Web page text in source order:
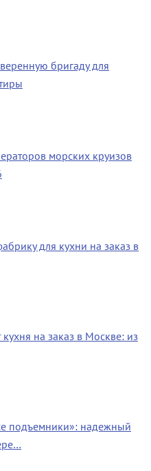
бригаду для
морских круизов
для кухни на заказ в
кухня на заказ в Москве: из
подъемники»: надежный